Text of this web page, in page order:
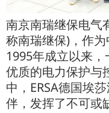
南京南瑞继保电气
称南瑞继保)，作
1995年成立以来
优质的电力保护与
中，ERSA德国埃
伴，发挥了不可或